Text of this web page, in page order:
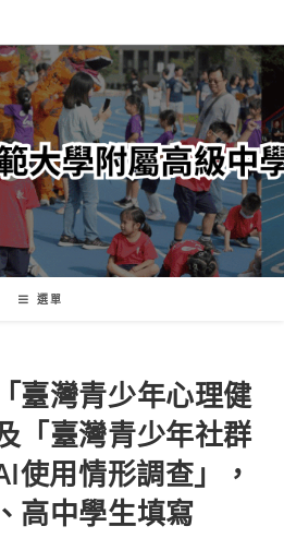
選單
臺灣青少年心理健
「臺灣青少年社群
使用情形調查」，
高中學生填寫